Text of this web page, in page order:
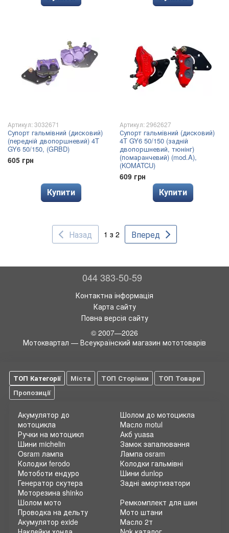
Артикул: 3032671
Супорт гальмівний (дисковий)
(передній двопоршневий) 4T
GY6 50/150, (GRBD)
605 грн
Купити
Артикул: 2962627
Супорт гальмівний (дисковий)
4T GY6 50/150 (задній
двопоршневий, тюнінг)
(помаранчевий) (mod.A),
(KOMATCU)
609 грн
Купити
Назад 1 з 2 Вперед
044 383-50-59
Контактна інформація
Карта сайту
Повна версія сайту
© 2007—2026
Мотоквартал — Всеукраїнский магазин мототоварів
ТОП Категорії Міста ТОП Сторінки
ТОП Товари
Пропозиції
Акумулятор до
мотоцикла
Ручки на мотоцикл
Шини michelin
Osram лампа
Колодки ferodo
Мотоботи ендуро
Генератор скутера
Моторезина shinko
Шолом до мотоцикла
Масло motul
Акб yuasa
Замок запалювання
Лампа osram
Колодки гальмівні
Шини dunlop
Задні амортизатори
Шолом мото
Проводка на дельту
Акумулятор exide
Ремкомплект для шин
Мото штани
Масло 2т